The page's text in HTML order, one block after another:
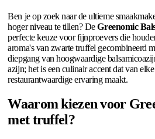
Ben je op zoek naar de ultieme
hoger niveau te tillen? DeGreenomic
perfecte keuze voor fijnproevers die
aroma's van zwarte truffel gecombineerd
diepgang van hoogwaardige
azijn; het is een culinair accent dat van
restaurantwaardige ervaring maakt.
Waarom kiezen voor
met truffel?